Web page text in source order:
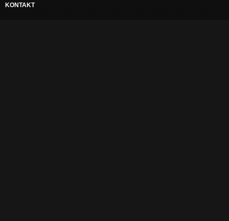
KONTAKT